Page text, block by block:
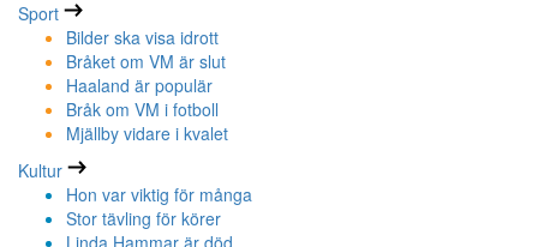
Sport
Bilder ska visa idrott
Bråket om VM är slut
Haaland är populär
Bråk om VM i fotboll
Mjällby vidare i kvalet
Kultur
Hon var viktig för många
Stor tävling för körer